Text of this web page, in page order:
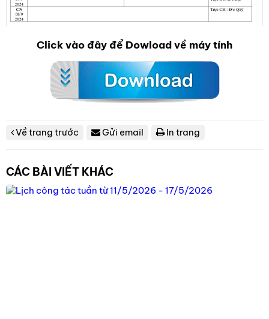
Click vào đây để Dowload về máy tính
Về trang trước Gửi email In trang
CÁC BÀI VIẾT KHÁC